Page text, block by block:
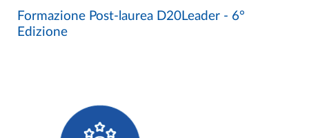
Formazione Post-laurea D20Leader - 6°
Edizione